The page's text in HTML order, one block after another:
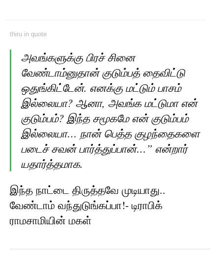
thiru in quote
அவங்களுக்கு பிரச் சினை
வேண்டாம்னுதான் குடும்பத் தைவிட்டு
ஒதுங்கிட்டேன். எனக்கு மட்டும் பாசம்
இல்லையா? ஆனா, அவங்க மட்டுமா என்
குடும்பம்? இந்த சமூகமே என் குடும்பம்
இல்லையா… நான் பெத்த குழந்தைகளை
படைச் சவன் பார்த்துப்பான்…” என்றார்
யதார்த்தமாக.
இந்த நாட்டை திருத்தவே முடியாது..
வேண்டாம் வந்துடுங்கப்பா! - டிராபிக்
ராமசாமியின் மகள்